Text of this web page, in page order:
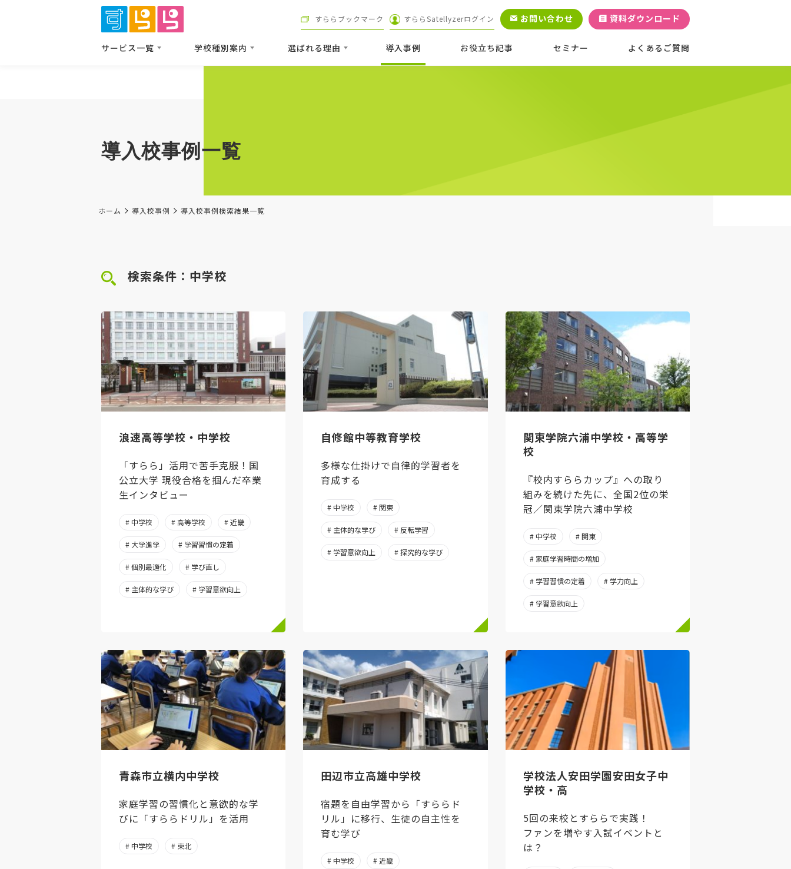
すららブックマーク すららSatellyzerログイン お問い合わせ 資料ダウンロード
サービス⼀覧 学校種別案内 選ばれる理由 導⼊事例 お役立ち記事 セミナー よくあるご質問
導入校事例一覧
ホーム 導入校事例 導入校事例検索結果一覧
検索条件：中学校
浪速高等学校・中学校
「すらら」活用で苦手克服！国
公立大学 現役合格を掴んだ卒業
生インタビュー
# 中学校 # 高等学校 # 近畿
# 大学進学 # 学習習慣の定着
# 個別最適化 # 学び直し
# 主体的な学び # 学習意欲向上
自修館中等教育学校
多様な仕掛けで自律的学習者を
育成する
# 中学校 # 関東
# 主体的な学び # 反転学習
# 学習意欲向上 # 探究的な学び
関東学院六浦中学校・高等学
校
『校内すららカップ』への取り
組みを続けた先に、全国2位の栄
冠／関東学院六浦中学校
# 中学校 # 関東
# 家庭学習時間の増加
# 学習習慣の定着 # 学力向上
# 学習意欲向上
青森市立横内中学校
家庭学習の習慣化と意欲的な学
びに「すららドリル」を活用
# 中学校 # 東北
田辺市立高雄中学校
宿題を自由学習から「すららド
リル」に移行、生徒の自主性を
育む学び
# 中学校 # 近畿
学校法人安田学園安田女子中
学校・高
5回の来校とすららで実践！
ファンを増やす入試イベントと
は？